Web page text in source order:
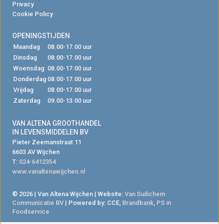
Privacy
Cookie Policy
OPENINGSTIJDEN
Maandag
08.00-17.00 uur
Dinsdag
08.00-17.00 uur
Woensdag 08.00-17.00 uur
Donderdag 08.00-17.00 uur
Vrijdag
08.00-17.00 uur
Zaterdag
09.00-13.00 uur
VAN ALTENA GROOTHANDEL
IN LEVENSMIDDELEN BV
Pieter Zeemanstraat 11
6603 AV Wijchen
T: 024-6412354
www.vanaltenawijchen.nl
© 2026 | Van Altena Wijchen | Website: Van Suilichem
Communicatie BV | Powered by: CCE, Brandbank, PS in
Foodservice